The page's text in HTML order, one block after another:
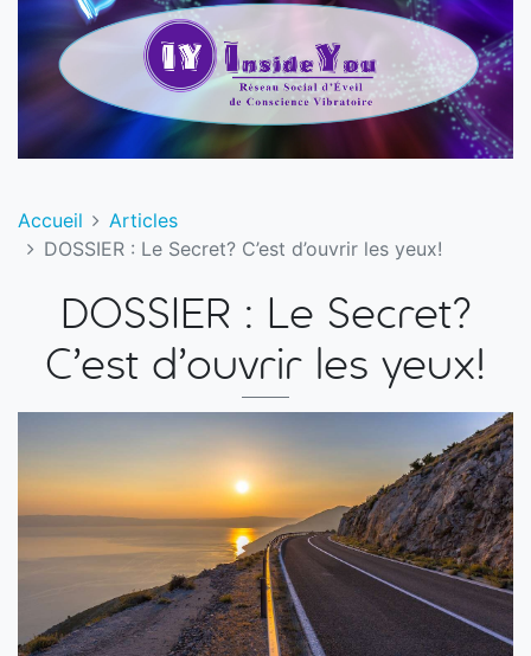
Accueil
Articles
DOSSIER : Le Secret? C’est d’ouvrir les yeux!
DOSSIER : Le Secret?
C’est d’ouvrir les yeux!